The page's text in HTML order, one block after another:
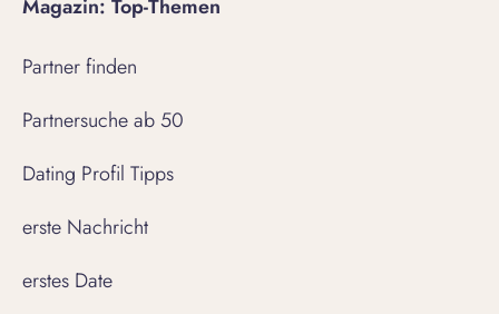
Magazin: Top-Themen
Partner finden
Partnersuche ab 50
Dating Profil Tipps
erste Nachricht
erstes Date